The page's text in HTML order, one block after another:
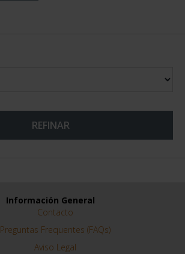
REFINAR
Información General
Contacto
Preguntas Frequentes (FAQs)
Aviso Legal